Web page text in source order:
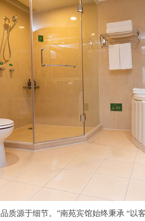
质源于细节。”南苑宾馆始终秉承 “以